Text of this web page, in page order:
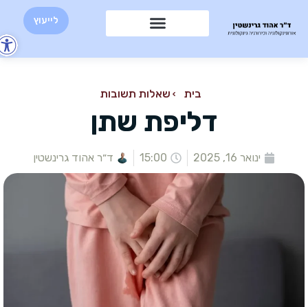
לייעוץ
בית שאלות תשובות
דליפת שתן
ינואר 16, 2025 15:00 ד״ר אהוד גרינשטין